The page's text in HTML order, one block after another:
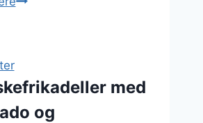
olivenolie
med
og